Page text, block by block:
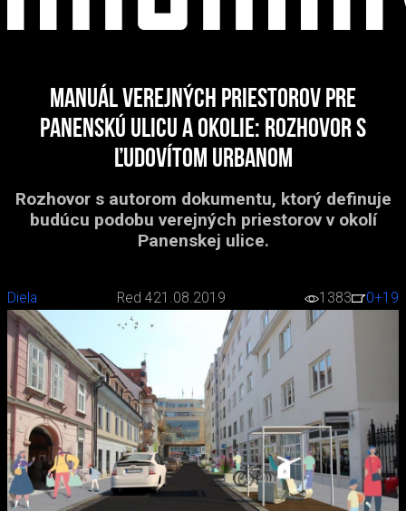
Manuál verejných priestorov pre
Panenskú ulicu a okolie: rozhovor s
Ľudovítom Urbanom
Rozhovor s autorom dokumentu, ktorý definuje
budúcu podobu verejných priestorov v okolí
Panenskej ulice.
Diela Red 421.08.2019 1383 0+19